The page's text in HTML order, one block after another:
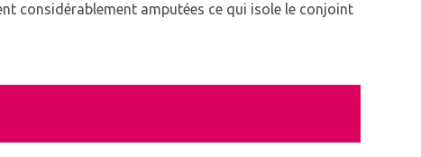
considérablement amputées ce qui isole le conjoint